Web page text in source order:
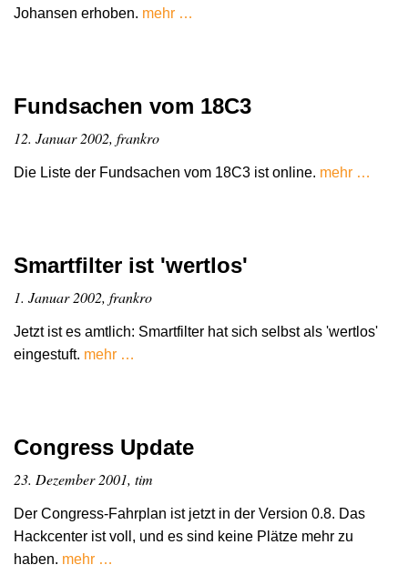
Johansen erhoben. mehr …
Fundsachen vom 18C3
12. Januar 2002, frankro
Die Liste der Fundsachen vom 18C3 ist online. mehr …
Smartfilter ist 'wertlos'
1. Januar 2002, frankro
Jetzt ist es amtlich: Smartfilter hat sich selbst als 'wertlos'
eingestuft. mehr …
Congress Update
23. Dezember 2001, tim
Der Congress-Fahrplan ist jetzt in der Version 0.8. Das
Hackcenter ist voll, und es sind keine Plätze mehr zu
haben. mehr …